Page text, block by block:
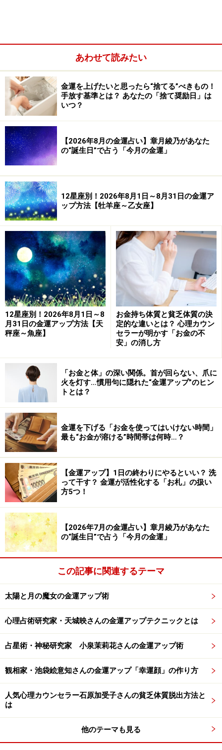
このあたりをクリアしている人は、もう読まなくて大丈
夫。合格です。
【五行思想で読み解く貯金】
まず、目指すべきは、2割です。次のステップは、4割。
これは、おなじみの「五行思想」で読み解けます。
古代中国では、「木火土金水」の5つの要素で、全てが
読み解ける、全てが網羅されていると考えられていまし
た。お気付きのように、「金」は5つのうちの1つ。つま
り2割です。まず、2割を貯蓄に回していく。できる範囲
で構いません。目指していく。
次は、金を生む「土」の分も意識していきましょう。
「木火土金水」の「土」の部分です。「金」に「土」が
加わることで、5つの要素のうち2つ、つまり全体の4割
ということになります。すると、これは「金」を生む領
域に入っていきますから、お金が動き出します。なんだ
か楽しみになってくるでしょう？
【家計における五行】
「金」はお金。今回は、貯金に回す目標となります。
「土」は土台。生活全般です。ここの領域までお金を貯
められたら、金運は安定します。3割でももちろんOK！
「木」は、精神的な成長。自己投資や趣味のイメージ。
「土」を母体にして、大きく育っていきます。
「火」は、生命エネルギー。体を生かすためのあれこれ
です。ここもケチると、滞ることに。
「水」は、愛情。家族とのつながり、友情、同僚との関
係。子どもの教育費や社交費に当たるでしょう。
お金は、ただ手元にとどめればよいものではないです。
さらに金運をアップさせるには
オススメするのは、「つもり貯金」家計簿です。
つもり貯金は、使ったつもりで、同額を貯めていくやり
方です。多くの場合、「我慢しよう」と思っただけで
は、何を我慢したのかを忘れてしまうでしょう。
あわせて読みたい
金運を上げたいと思ったら“捨てる”べきもの！
手放す基準とは？ あなたの「捨て奨励日」は
いつ？
【2026年8月の金運占い】章月綾乃があなた
の“誕生日”で占う「今月の金運」
12星座別！2026年8月1日～8月31日の金運ア
ップ方法【牡羊座～乙女座】
12星座別！2026年8月1日～8
月31日の金運アップ方法【天
秤座～魚座】
お金持ち体質と貧乏体質の決
定的な違いとは？ 心理カウン
セラーが明かす「お金の不
安」の消し方
「お金と体」の深い関係。首が回らない、爪に
火を灯す…慣用句に隠れた“金運アップ”のヒン
トとは？
金運を下げる「お金を使ってはいけない時間」
最も“お金が溶ける”時間帯は何時…？
【金運アップ】1日の終わりにやるといい？ 洗
って干す？ 金運が活性化する「お札」の扱い
方5つ！
【2026年7月の金運占い】章月綾乃があなた
の“誕生日”で占う「今月の金運」
この記事に関連するテーマ
太陽と月の魔女の金運アップ術
心理占術研究家・天城映さんの金運アップテクニックとは
占星術・神秘研究家 小泉茉莉花さんの金運アップ術
観相家・池袋絵意知さんの金運アップ「幸運顔」の作り方
人気心理カウンセラー石原加受子さんの貧乏体質脱出方法と
は
他のテーマも見る